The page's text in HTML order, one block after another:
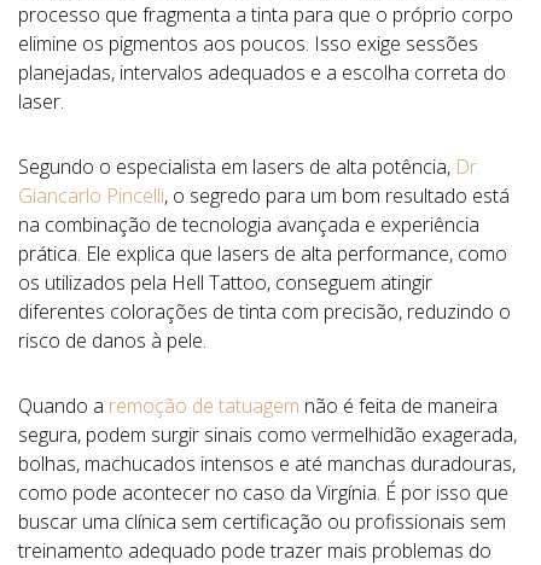
processo que fragmenta a tinta para que o próprio corpo
elimine os pigmentos aos poucos. Isso exige sessões
planejadas, intervalos adequados e a escolha correta do
laser.
Segundo o especialista em lasers de alta potência, Dr.
Giancarlo Pincelli, o segredo para um bom resultado está
na combinação de tecnologia avançada e experiência
prática. Ele explica que lasers de alta performance, como
os utilizados pela Hell Tattoo, conseguem atingir
diferentes colorações de tinta com precisão, reduzindo o
risco de danos à pele.
Quando a remoção de tatuagem não é feita de maneira
segura, podem surgir sinais como vermelhidão exagerada,
bolhas, machucados intensos e até manchas duradouras,
como pode acontecer no caso da Virgínia. É por isso que
buscar uma clínica sem certificação ou profissionais sem
treinamento adequado pode trazer mais problemas do